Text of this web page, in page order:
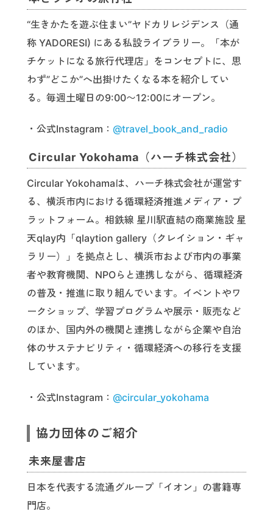
“生きかたを遊ぶ住まい”ヤドカリレジデンス（通
称 YADORESI) にある私設ライブラリー。「本が
チケットになる旅行代理店」をコンセプトに、思
わず”どこか”へ出掛けたくなる本を紹介してい
る。毎週土曜日の9:00〜12:00にオープン。
・公式Instagram： @travel_book_and_radio
Circular Yokohama（ハーチ株式会社）
Circular Yokohamaは、ハーチ株式会社が運営す
る、横浜市内における循環経済推進メディア・プ
ラットフォーム。相鉄線 星川駅直結の商業施設 星
天qlay内「qlaytion gallery（クレイション・ギャ
ラリー）」を拠点とし、横浜市および市内の事業
者や教育機関、NPOらと連携しながら、循環経済
の普及・推進に取り組んでいます。イベントやワ
ークショップ、学習プログラムや展示・販売など
のほか、国内外の機関と連携しながら企業や自治
体のサステナビリティ・循環経済への移行を支援
しています。
・公式Instagram： @circular_yokohama
協力団体のご紹介
未来屋書店
日本を代表する流通グループ「イオン」の書籍専
門店。